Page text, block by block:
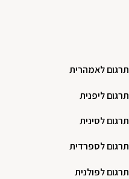
תרגום לאמהרית
תרגום ליפנית
תרגום לסינית
תרגום לספרדית
תרגום לפולנית